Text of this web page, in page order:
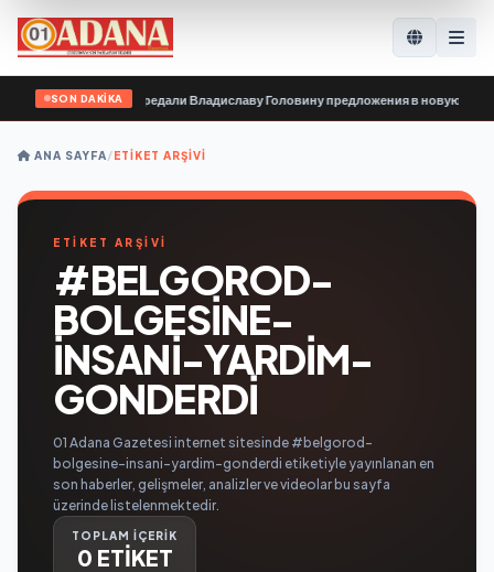
SON DAKİKA
организации передали Владиславу Головину предложения в новую
ANA SAYFA/ETIKET ARŞIVI
ETİKET ARŞİVİ
#BELGOROD-
BOLGESINE-
INSANI-YARDIM-
GONDERDI
01 Adana Gazetesi internet sitesinde #belgorod-
bolgesine-insani-yardim-gonderdi etiketiyle yayınlanan en
son haberler, gelişmeler, analizler ve videolar bu sayfa
üzerinde listelenmektedir.
TOPLAM İÇERİK
0 ETİKET